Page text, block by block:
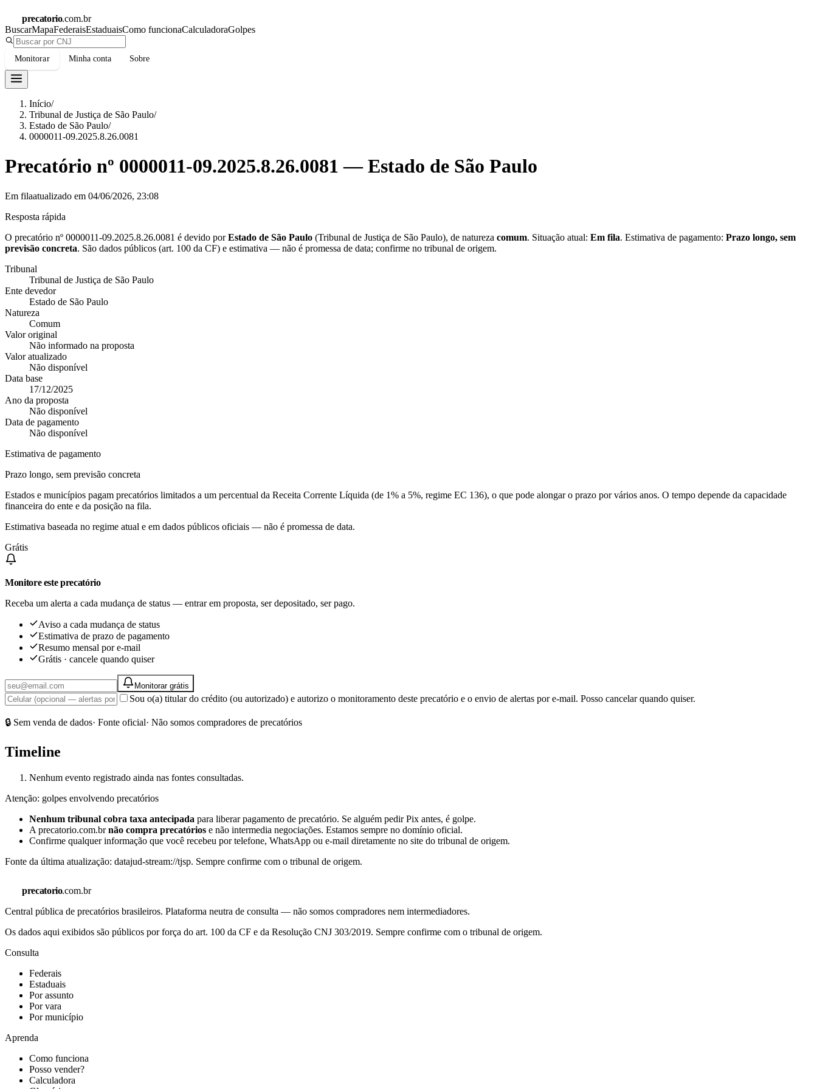
precatorio.com.br
BuscarMapaFederaisEstaduaisComo funcionaCalculadoraGolpes
Monitorar Minha conta Sobre
Início/
Tribunal de Justiça de São Paulo/
Estado de São Paulo/
0000011-09.2025.8.26.0081
Precatório nº 0000011-09.2025.8.26.0081 —Estado de São Paulo
Em filaatualizado em 04/06/2026, 23:08
Resposta rápida
O precatório nº 0000011-09.2025.8.26.0081 é devido porEstado de São Paulo (Tribunal de Justiça de São Paulo), de natureza comum. Situação atual: Em fila. Estimativa de pagamento: Prazo longo, sem
previsão concreta. São dados públicos (art. 100 da CF) e estimativa — não é promessa de data; confirme no tribunal de origem.
Tribunal
Tribunal de Justiça de São Paulo
Ente devedor
Estado de São Paulo
Natureza
Comum
Valor original
Não informado na proposta
Valor atualizado
Não disponível
Data base
17/12/2025
Ano da proposta
Não disponível
Data de pagamento
Não disponível
Estimativa de pagamento
Prazo longo, sem previsão concreta
Estados e municípios pagam precatórios limitados a um percentual da Receita Corrente Líquida (de 1% a 5%, regime EC 136), o que pode alongar o prazo por vários anos. O tempo depende da capacidade
financeira do ente e da posição na fila.
Estimativa baseada no regime atual e em dados públicos oficiais — não é promessa de data.
Grátis
Monitore este precatório
Receba um alerta a cada mudança de status — entrar em proposta, ser depositado, ser pago.
Aviso a cada mudança de status
Estimativa de prazo de pagamento
Resumo mensal por e-mail
Grátis · cancele quando quiser
Monitorar grátis
Sou o(a) titular do crédito (ou autorizado) e autorizo o monitoramento deste precatório e o envio de alertas por e-mail. Posso cancelar quando quiser.
🔒 Sem venda de dados· Fonte oficial· Não somos compradores de precatórios
Timeline
Nenhum evento registrado ainda nas fontes consultadas.
Atenção: golpes envolvendo precatórios
Nenhum tribunal cobra taxa antecipada para liberar pagamento de precatório. Se alguém pedir Pix antes, é golpe.
A precatorio.com.brnão compra precatórios e não intermedia negociações. Estamos sempre no domínio oficial.
Confirme qualquer informação que você recebeu por telefone, WhatsApp ou e-mail diretamente no site do tribunal de origem.
Fonte da última atualização: datajud-stream://tjsp. Sempre confirme com o tribunal de origem.
precatorio.com.br
Central pública de precatórios brasileiros. Plataforma neutra de consulta — não somos compradores nem intermediadores.
Os dados aqui exibidos são públicos por força do art. 100 da CF e da Resolução CNJ 303/2019. Sempre confirme com o tribunal de origem.
Consulta
Federais
Estaduais
Por assunto
Por vara
Por município
Aprenda
Como funciona
Posso vender?
Calculadora